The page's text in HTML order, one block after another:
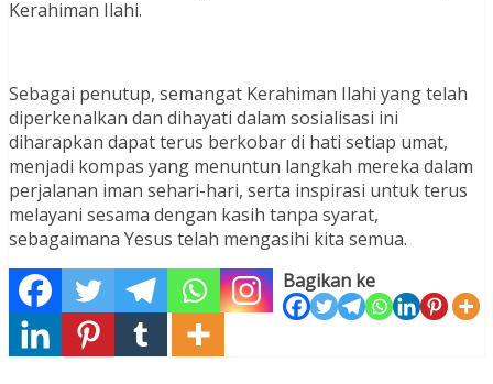
Kerahiman Ilahi.
Sebagai penutup, semangat Kerahiman Ilahi yang telah
diperkenalkan dan dihayati dalam sosialisasi ini
diharapkan dapat terus berkobar di hati setiap umat,
menjadi kompas yang menuntun langkah mereka dalam
perjalanan iman sehari-hari, serta inspirasi untuk terus
melayani sesama dengan kasih tanpa syarat,
sebagaimana Yesus telah mengasihi kita semua.
Bagikan ke